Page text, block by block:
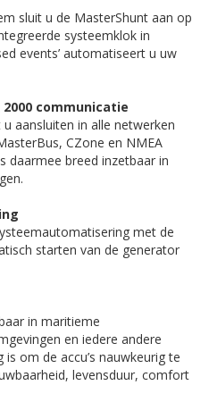
sluit u de MasterShunt aan op
sys­teem­klok in
events’ automatiseert u uw
2000 communicatie
aansluiten in alle netwerken
CZone en NMEA
daarmee breed inzetbaar in
met de
starten van de generator
in maritieme
en iedere andere
om de accu’s nauwkeurig te
levensduur, comfort